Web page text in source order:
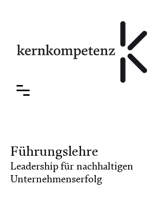
Führungslehre
Leadership für nachhaltigen
Unternehmenserfolg